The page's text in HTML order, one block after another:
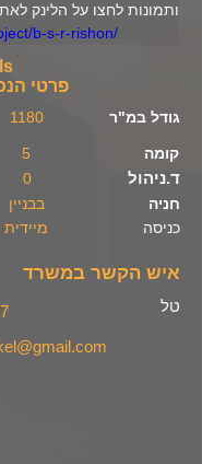
ותמונות לחצו על הלינק
b-s-r-rishon/
Details
פרטי
גודל במ"ר 1180
קומה 5
ד.ניהול
0
חניה
בבניין
כניסה
מיידית
איש הקשר במשרד
טל